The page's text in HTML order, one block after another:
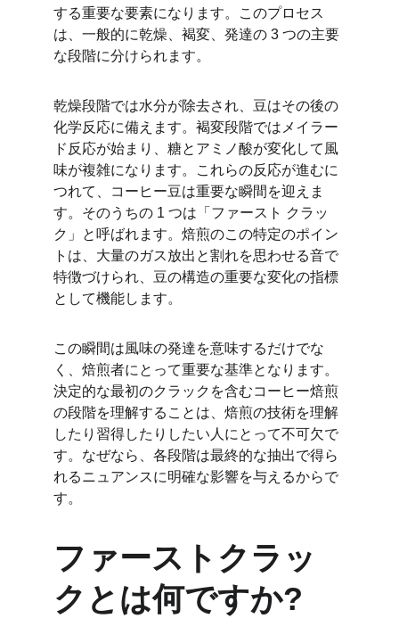
する重要な要素になります。このプロセス
は、一般的に乾燥、褐変、発達の 3 つの主要
な段階に分けられます。
乾燥段階では水分が除去され、豆はその後の
化学反応に備えます。褐変段階ではメイラー
ド反応が始まり、糖とアミノ酸が変化して風
味が複雑になります。これらの反応が進むに
つれて、コーヒー豆は重要な瞬間を迎えま
す。そのうちの 1 つは「ファースト クラッ
ク」と呼ばれます。焙煎のこの特定のポイン
トは、大量のガス放出と割れを思わせる音で
特徴づけられ、豆の構造の重要な変化の指標
として機能します。
この瞬間は風味の発達を意味するだけでな
く、焙煎者にとって重要な基準となります。
決定的な最初のクラックを含むコーヒー焙煎
の段階を理解することは、焙煎の技術を理解
したり習得したりしたい人にとって不可欠で
す。なぜなら、各段階は最終的な抽出で得ら
れるニュアンスに明確な影響を与えるからで
す。
ファーストクラッ
クとは何ですか?